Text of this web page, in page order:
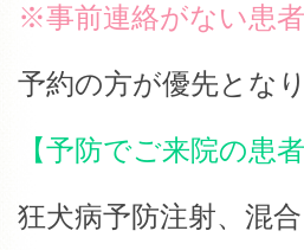
※事前連絡がない患
予約の方が優先とな
【予防でご来院の患
狂犬病予防注射、混